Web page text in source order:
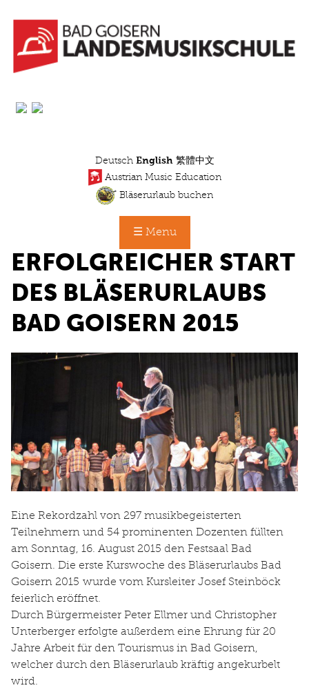
main
content
Deutsch English 繁體中文
Austrian Music Education
Bläserurlaub buchen
☰ Menu
ERFOLGREICHER START
DES BLÄSERURLAUBS
BAD GOISERN 2015
Eine Rekordzahl von 297 musikbegeisterten
Teilnehmern und 54 prominenten Dozenten füllten
am Sonntag, 16. August 2015 den Festsaal Bad
Goisern. Die erste Kurswoche des Bläserurlaubs Bad
Goisern 2015 wurde vom Kursleiter Josef Steinböck
feierlich eröffnet.
Durch Bürgermeister Peter Ellmer und Christopher
Unterberger erfolgte außerdem eine Ehrung für 20
Jahre Arbeit für den Tourismus in Bad Goisern,
welcher durch den Bläserurlaub kräftig angekurbelt
wird.